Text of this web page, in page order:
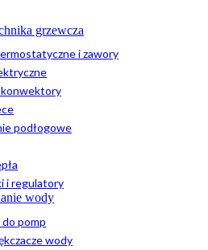
grzewcza
i zawory
konwektory
podłogowe
i regulatory
wody
pomp
wody